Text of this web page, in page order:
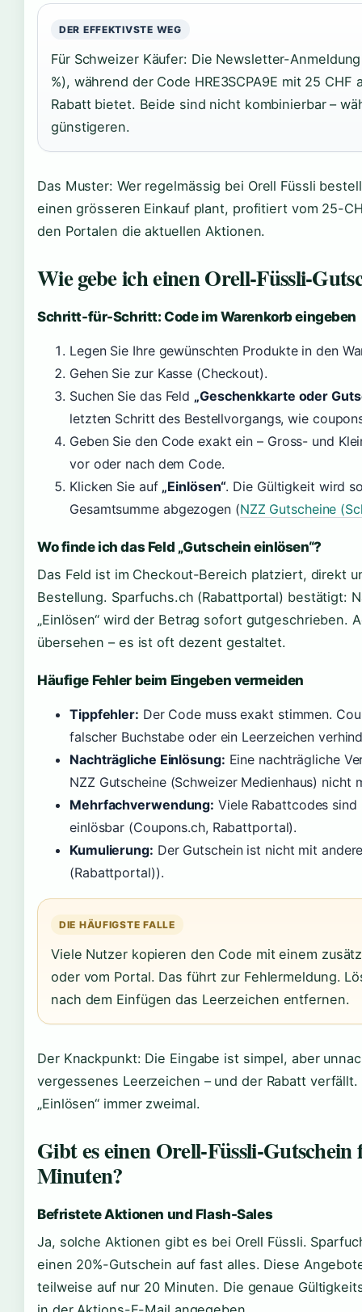
DER EFFEKTIVSTE WEG
Für Schweizer Käufer: Die Newsletter-
%), während der Code HRE3SCPA9E mit 25
Rabatt bietet. Beide sind nicht kombinierbar –
günstigeren.
Das Muster: Wer regelmässig bei Orell Füssli
einen grösseren Einkauf plant, profitiert vom 25-
den Portalen die aktuellen Aktionen.
Wie gebe ich einen Orell-Füssli-
Schritt-für-Schritt: Code im Warenkorb eingeben
Legen Sie Ihre gewünschten Produkte in den
Gehen Sie zur Kasse (Checkout).
Suchen Sie das Feld „Geschenkkarte oder
letzten Schritt des Bestellvorgangs, wie
Geben Sie den Code exakt ein – Gross- und
vor oder nach dem Code.
Klicken Sie auf „Einlösen“. Die Gültigkeit wird
Gesamtsumme abgezogen (NZZ Gutscheine
Wo finde ich das Feld „Gutschein einlösen“?
Das Feld ist im Checkout-Bereich platziert, direkt
Bestellung. Sparfuchs.ch (Rabattportal) bestätigt:
„Einlösen“ wird der Betrag sofort gutgeschrieben.
übersehen – es ist oft dezent gestaltet.
Häufige Fehler beim Eingeben vermeiden
Tippfehler: Der Code muss exakt stimmen.
falscher Buchstabe oder ein Leerzeichen
Nachträgliche Einlösung: Eine nachträgliche
NZZ Gutscheine (Schweizer Medienhaus) nicht
Mehrfachverwendung: Viele Rabattcodes sind
einlösbar (Coupons.ch, Rabattportal).
Kumulierung: Der Gutschein ist nicht mit
(Rabattportal)).
DIE HÄUFIGSTE FALLE
Viele Nutzer kopieren den Code mit einem
oder vom Portal. Das führt zur Fehlermeldung.
nach dem Einfügen das Leerzeichen entfernen.
Der Knackpunkt: Die Eingabe ist simpel, aber
vergessenes Leerzeichen – und der Rabatt
„Einlösen“ immer zweimal.
Gibt es einen Orell-Füssli-
Minuten?
Befristete Aktionen und Flash-Sales
Ja, solche Aktionen gibt es bei Orell Füssli.
einen 20%-Gutschein auf fast alles. Diese
teilweise auf nur 20 Minuten. Die genaue